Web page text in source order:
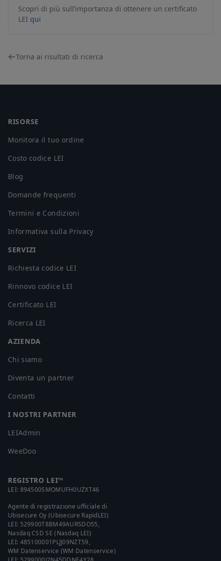
Scopri di più sull’importanza di ottenere un certificato
LEI qui
Torna ai risultati di ricerca
RISORSE
Monitora il tuo ordine
Costo codice LEI
Blog
Domande frequenti
Termini e Condizioni
Informativa sulla Privacy
SERVIZI
Richiesta codice LEI
Rinnovo codice LEI
Certificato LEI
Ricerca LEI
AZIENDA
Chi siamo
Diventa un partner
Contatti
I NOSTRI PARTNER
LEIAdmin
WeeDoo
REGISTRO LEI™
LEI: 894500SMOMUFH0UZXT46
Agente di registrazione ufficiale di
Ubisecure Oy (Ubisecure RapidLEI)
LEI: 529900T8BM49AURSDO55,
Nasdaq CSD SE (Nasdaq LEI)
LEI: 485100001PLJJ09NZT59,
WM Datenservice (WM Datenservice)